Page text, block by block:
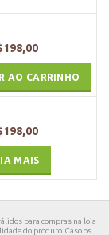
198,00
AO CARRINHO
198,00
MAIS
para compras na loja
do produto. Caso os